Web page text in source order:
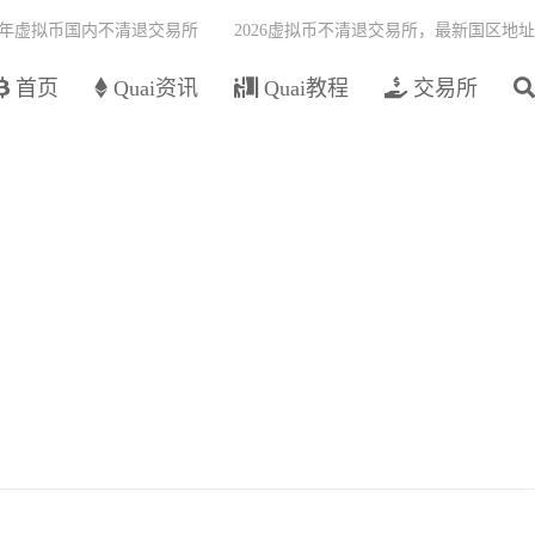
首页 Quai资讯 Quai教程 交易所
虚拟币国内不清退交易所 2026虚拟币不清退交易所，最新国区地址